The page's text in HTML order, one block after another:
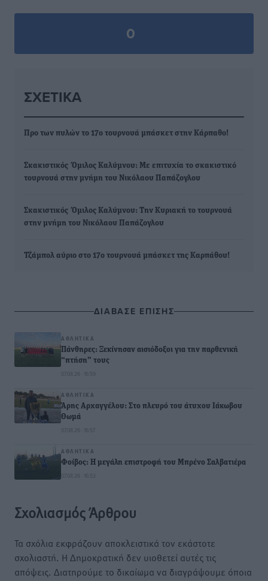
0
ΣΧΕΤΙΚΆ
Προ των πυλών το 17ο τουρνουά μπάσκετ στην Κάρπαθο!
Σκακιστικός Όμιλος Καλύμνου: Με επιτυχία το σκακιστικό
τουρνουά στην μνήμη του Νικόλαου Παπάζογλου
Σκακιστικός Όμιλος Καλύμνου: Την Κυριακή το τουρνουά
στην μνήμη του Νικόλαου Παπάζογλου
Τζάμπολ αύριο στο 17ο τουρνουά μπάσκετ της Καρπάθου!
ΔΙΑΒΑΣΕ ΕΠΙΣΗΣ
ΑΘΛΗΤΙΚΆ
Πάνθηρες: Ξεκίνησαν αισιόδοξοι για την παρθενική
“πτήση” τους
07.08.26 · 16:59
ΑΘΛΗΤΙΚΆ
Άρης Αρχαγγέλου: Στο πλευρό του άτυχου Ιάκωβου
Θωμά
07.08.26 · 16:57
ΑΘΛΗΤΙΚΆ
Φοίβος: Η μεγάλη επιστροφή του Μπρένο Σαλβατιέρα
07.08.26 · 16:53
Σχολιασμός Άρθρου
Τα σχόλια εκφράζουν αποκλειστικά τον εκάστοτε
σχολιαστή. Η Δημοκρατική δεν υιοθετεί αυτές τις
απόψεις. Διατηρούμε το δικαίωμα να διαγράψουμε όποια